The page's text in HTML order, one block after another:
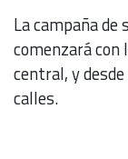
La campaña de
comenzará con
central, y
calles.